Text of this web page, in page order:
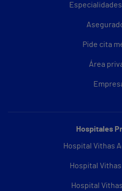
Pide cita
Área
Hospitales
Hospital Vithas
Hospital
Hospital